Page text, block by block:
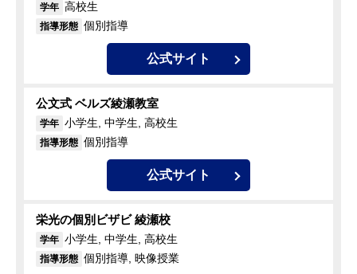
学年 高校生
指導形態 個別指導
公式サイト
公文式 ベルズ綾瀬教室
学年 小学生, 中学生, 高校生
指導形態 個別指導
公式サイト
栄光の個別ビザビ 綾瀬校
学年 小学生, 中学生, 高校生
指導形態 個別指導, 映像授業